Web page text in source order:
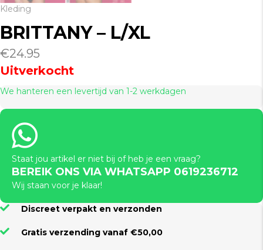
Kleding
BRITTANY – L/XL
€24.95
Uitverkocht
We hanteren een levertijd van 1-2 werkdagen
Staat jou artikel er niet bij of heb je een vraag?
BEREIK ONS VIA WHATSAPP 0619236712
Wij staan voor je klaar!
Discreet verpakt en verzonden
Gratis verzending vanaf €50,00